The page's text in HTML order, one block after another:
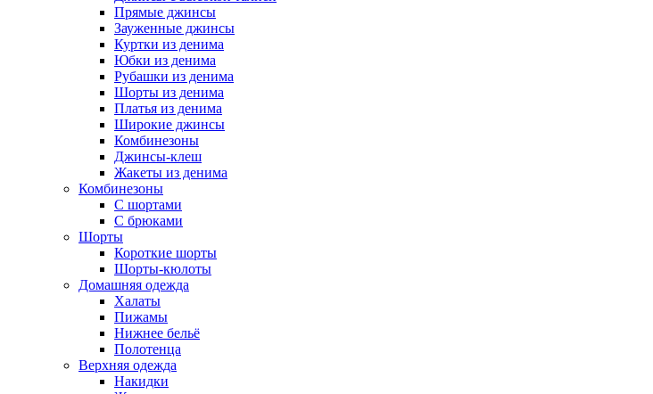
Прямые джинсы
Зауженные джинсы
Куртки из денима
Юбки из денима
Рубашки из денима
Шорты из денима
Платья из денима
Широкие джинсы
Комбинезоны
Джинсы-клеш
Жакеты из денима
Комбинезоны
С шортами
С брюками
Шорты
Короткие шорты
Шорты-кюлоты
Домашняя одежда
Халаты
Пижамы
Нижнее бельё
Полотенца
Верхняя одежда
Накидки